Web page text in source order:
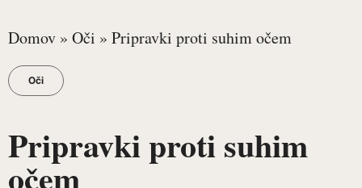
Domov » Oči » Pripravki proti suhim očem
Oči
Pripravki proti suhim
očem